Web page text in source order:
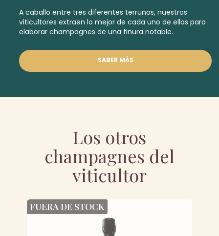
A caballo entre tres diferentes terruños, nuestros
viticultores extraen lo mejor de cada uno de ellos para
elaborar champagnes de una finura notable.
SABER MÁS
Los otros
champagnes del
viticultor
FUERA DE STOCK